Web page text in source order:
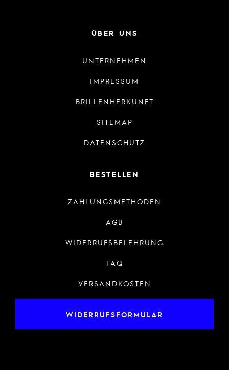
ÜBER UNS
UNTERNEHMEN
IMPRESSUM
BRILLENHERKUNFT
SITEMAP
DATENSCHUTZ
BESTELLEN
ZAHLUNGSMETHODEN
AGB
WIDERRUFSBELEHRUNG
FAQ
VERSANDKOSTEN
WIDERRUFSFORMULAR